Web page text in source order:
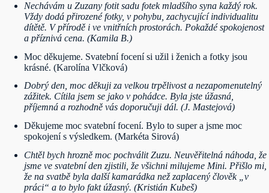
Nechávám u Zuzany fotit sadu fotek mladšího syna každý rok.
Vždy dodá přirozené fotky, v pohybu, zachycující individualitu
dítětě. V přírodě i ve vnitřních prostorách. Pokaždé spokojenost
a příznivá cena. (Kamila B.)
Moc děkujeme. Svatební focení si užil i ženich a fotky jsou
krásné. (Karolína Vlčková)
Dobrý den, moc děkuji za velkou trpělivost a nezapomenutelný
zážitek. Cítila jsem se jako v pohádce. Byla jste úžasná,
příjemná a rozhodně vás doporučuji dál. (J. Mastejová)
Děkujeme moc svatební focení. Bylo to super a jsme moc
spokojení s výsledkem. (Markéta Sirová)
Chtěl bych hrozně moc pochválit Zuzu. Neuvěřitelná náhoda, že
jsme ve svatební den zjistili, že všichni milujeme Mini. Přišlo mi,
že na svatbě byla další kamarádka než zaplacený člověk „v
práci“ a to bylo fakt úžasný. (Kristián Kubeš)